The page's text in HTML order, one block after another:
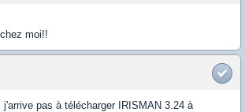
moi!!
pas à télécharger IRISMAN 3.24 à